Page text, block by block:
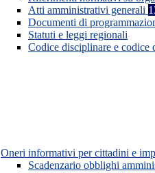
Atti amministrativi generali
Documenti di
Statuti e leggi regionali
Codice disciplinare e codice
Oneri informativi per cittadini e
Scadenzario obblighi